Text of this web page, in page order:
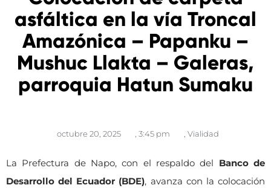
asfáltica en la vía Troncal
Amazónica – Papanku –
Mushuc Llakta – Galeras,
parroquia Hatun Sumaku
octubre 20, 2025 , 3:45 pm , Vialidad
La Prefectura de Napo, con el respaldo del Banco de
Desarrollo del Ecuador (BDE), avanza con la colocación